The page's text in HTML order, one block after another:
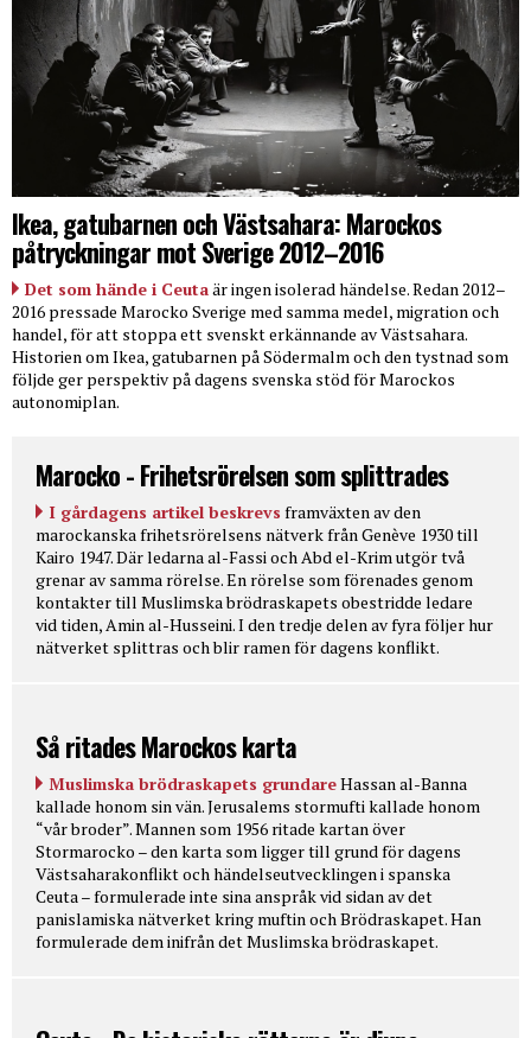
Ikea, gatubarnen och Västsahara: Marockos
påtryckningar mot Sverige 2012–2016
Det som hände i Ceutaär ingen isolerad händelse. Redan 2012–
2016 pressade Marocko Sverige med samma medel, migration och
handel, för att stoppa ett svenskt erkännande av Västsahara.
Historien om Ikea, gatubarnen på Södermalm och den tystnad som
följde ger perspektiv på dagens svenska stöd för Marockos
autonomiplan.
Marocko - Frihetsrörelsen som splittrades
I gårdagens artikel beskrevs framväxten av den
marockanska frihetsrörelsens nätverk från Genève 1930 till
Kairo 1947. Där ledarna al-Fassi och Abd el-Krim utgör två
grenar av samma rörelse. En rörelse som förenades genom
kontakter till Muslimska brödraskapets obestridde ledare
vid tiden, Amin al-Husseini. I den tredje delen av fyra följer hur
nätverket splittras och blir ramen för dagens konflikt.
Så ritades Marockos karta
Muslimska brödraskapets grundareHassan al-Banna
kallade honom sin vän. Jerusalems stormufti kallade honom
“vår broder”. Mannen som 1956 ritade kartan över
Stormarocko – den karta som ligger till grund för dagens
Västsaharakonflikt och händelseutvecklingen i spanska
Ceuta – formulerade inte sina anspråk vid sidan av det
panislamiska nätverket kring muftin och Brödraskapet. Han
formulerade dem inifrån det Muslimska brödraskapet.